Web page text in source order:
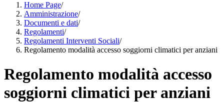
Home Page/
Amministrazione/
Documenti e dati/
Regolamenti/
Regolamenti Interventi Sociali/
Regolamento modalità accesso soggiorni climatici per anziani
Regolamento modalità accesso
soggiorni climatici per anziani